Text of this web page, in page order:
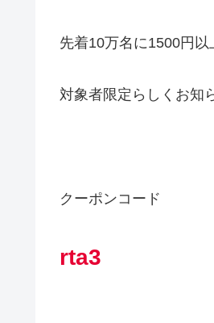
先着10万名に1500円以
対象者限定らしくお知
クーポンコード
rta3